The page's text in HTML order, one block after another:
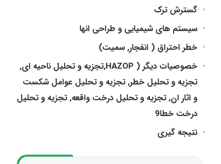
گسترش ترک
سیستم های شیمیایی و طراحی انها
خطر احتراق ( انفجار, سمیت)
خصوصیات دیگر ( HAZOP,تجزیه و تحلیل ناحیه ای,
تجزیه و تحلیل خطر, تجزیه و تحلیل عوامل شکست
و اثار ان, تجزیه و تحلیل درخت واقعه, تجزیه و تحلیل
درخت خطا9
نتیجه گیری